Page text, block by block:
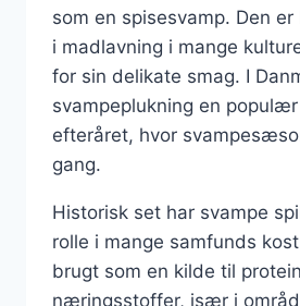
som en spisesvamp. Den
i madlavning i mange
for sin delikate smag. I
svampeplukning en
efteråret, hvor
gang.
Historisk set har svampe
rolle i mange samfunds
brugt som en kilde til
næringsstoffer, især i